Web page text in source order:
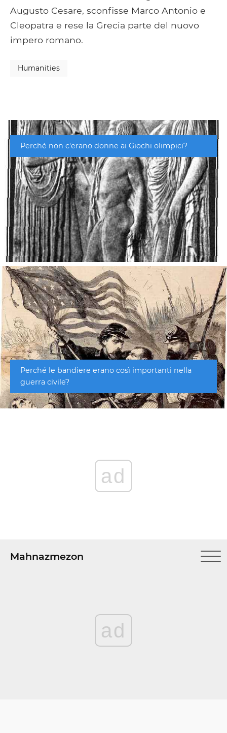
Augusto Cesare, sconfisse Marco Antonio e
Cleopatra e rese la Grecia parte del nuovo
impero romano.
Humanities
Perché non c'erano donne ai Giochi olimpici?
Perché le bandiere erano così importanti nella
guerra civile?
ad
Mahnazmezon
ad